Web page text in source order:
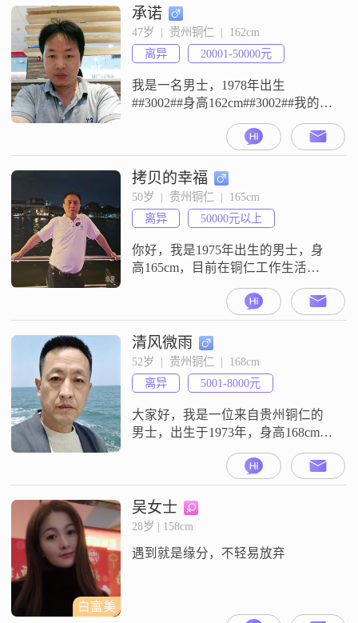
##3002##我平时的性格比较成熟稳
重，对待事情能够包容理解
##3002##在生活中，我是一个勤俭
节约的人##3002##平时我也
承诺
47岁  |  贵州铜仁  |  162cm
离异
20001-50000元
我是一名男士，1978年出生
##3002##身高162cm##3002##我的月
收入在12001到20000元之间
##3002##我现在在铜仁工作
##3002##我的学历是高中及以下
##3002##我这个人比较稳重可靠，
平时表现出成熟稳重的一面
##3002##我比较看重家庭，家庭观
念比较强，凡事以家庭为重##3002#
拷贝的幸福
50岁  |  贵州铜仁  |  165cm
离异
50000元以上
你好，我是1975年出生的男士，身
高165cm，目前在铜仁工作生活
##3002##我的学历是大专，月收入
在50000元以上##3002##性格方面，
我是一个稳重可靠的人，平时做事
自信果断，责任感比较强##3002##
生活态度上比较乐观积极，性格成
熟稳重##3002##我比较看重活在当
下的状态，同时也一直追求事业上
的成功
清风微雨
52岁  |  贵州铜仁  |  168cm
离异
5001-8000元
大家好，我是一位来自贵州铜仁的
男士，出生于1973年，身高168cm。
目前我的月收入在5000到8000元之
间，工作稳定，生活还算不错。虽
然我的学历只是中专，但我一直保
持着学习的热情，不断提升自己。
在生活中，我是一个耐心包容的
尽自己最大的努力去维护和家人的
白富美
吴女士
28岁 | 158cm
遇到就是缘分，不轻易放弃